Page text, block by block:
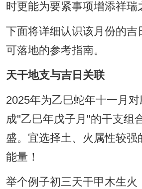
时更能为要紧事项增添祥瑞
下面将详细认识该月份的吉
可落地的参考指南。
天干地支与吉日关联
2025年为乙巳蛇年十一月
成"乙巳年戊子月"的干支组
盛。宜选择土、火属性较强
能量！
举个例子初三天干甲木生火